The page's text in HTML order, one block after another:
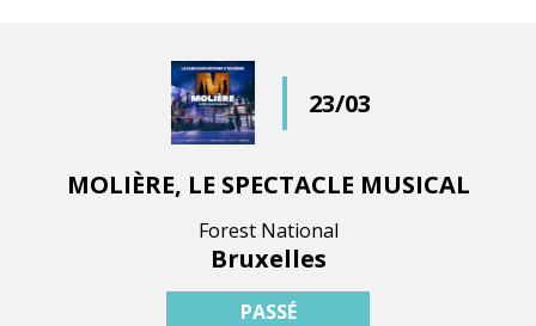
23/03
MOLIÈRE, LE SPECTACLE MUSICAL
Forest National
Bruxelles
PASSÉ